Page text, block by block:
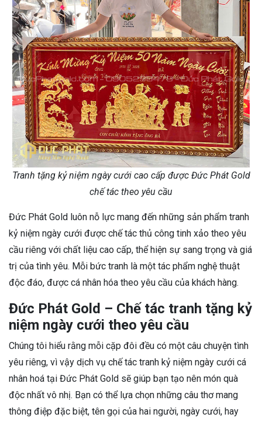
Tranh tặng kỷ niệm ngày cưới cao cấp được Đức Phát Gold
chế tác theo yêu cầu
Đức Phát Gold luôn nỗ lực mang đến những sản phẩm tranh
kỷ niệm ngày cưới được chế tác thủ công tinh xảo theo yêu
cầu riêng với chất liệu cao cấp, thể hiện sự sang trọng và giá
trị của tình yêu. Mỗi bức tranh là một tác phẩm nghệ thuật
độc đáo, được cá nhân hóa theo yêu cầu của khách hàng.
Đức Phát Gold – Chế tác tranh tặng kỷ
niệm ngày cưới theo yêu cầu
Chúng tôi hiểu rằng mỗi cặp đôi đều có một câu chuyện tình
yêu riêng, vì vậy dịch vụ chế tác tranh kỷ niệm ngày cưới cá
nhân hoá tại Đức Phát Gold sẽ giúp bạn tạo nên món quà
độc nhất vô nhị. Bạn có thể lựa chọn những câu thơ mang
thông điệp đặc biệt, tên gọi của hai người, ngày cưới, hay